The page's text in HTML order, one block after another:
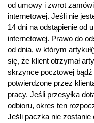
od umowy i zwrot
internetowej. Jeśli nie
14 dni na odstąpienie od
internetowej. Prawo do
od dnia, w którym
się, że klient otrzymał
skrzynce pocztowej
potwierdzone przez
pracy. Jeśli przesyłka
odbioru, okres ten
Jeśli paczka nie zostanie